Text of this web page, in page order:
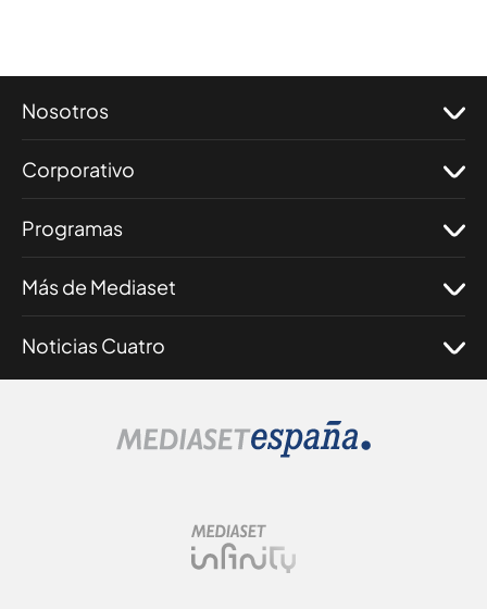
Nosotros
Corporativo
Programas
Más de Mediaset
Noticias Cuatro